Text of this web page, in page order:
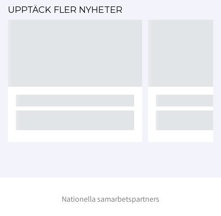
UPPTÄCK FLER NYHETER
Nationella samarbetspartners